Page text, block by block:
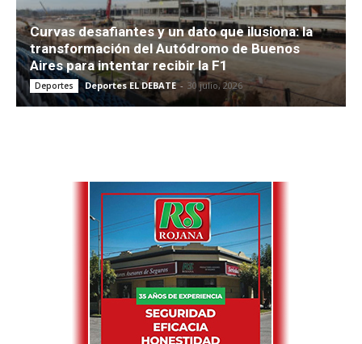
Curvas desafiantes y un dato que ilusiona: la
transformación del Autódromo de Buenos
Aires para intentar recibir la F1
Deportes Deportes EL DEBATE - 30 julio, 2026